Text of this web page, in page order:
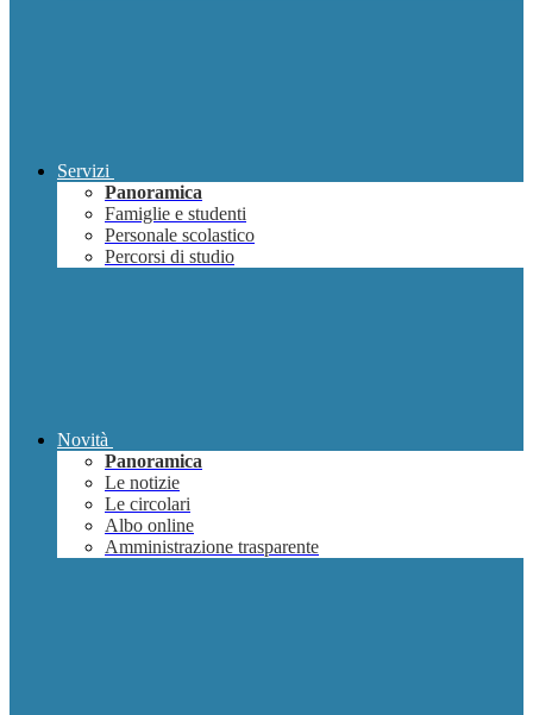
Servizi
Panoramica
Famiglie e studenti
Personale scolastico
Percorsi di studio
Novità
Panoramica
Le notizie
Le circolari
Albo online
Amministrazione trasparente